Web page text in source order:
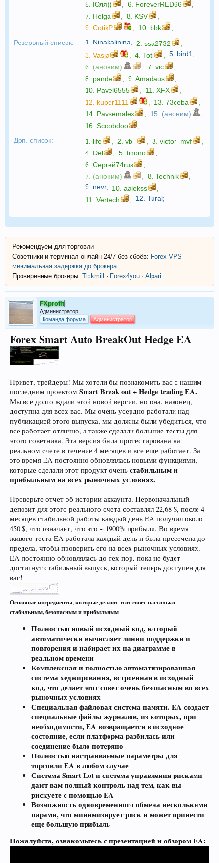
5. Юля)) 6. ForeverRED66
7. Helga 8. KSV
9. CotikP 10. bbk
;
Резервный список:
1. Ninakalinina 2. ssa2732
3. Vasja 4. Toti 5. bird1
6. (аноним)
7. vic
8. pande 9. Amadaus
10. Pavel6555 11. XFX
12. kuper1111 13. 73ceba
14. Pavsemalex 15. (аноним)
16. Scoobdoo
;
Доп. список:
1. life 2. vb_ 3. victor_mvf
4. Del 5. tihono
6. Сергей74rus
7. (аноним)
8. Technik
9. nevr, 10. aalekss
11. Vertech 12. Tural;
Рекомендуем для торговли
Советники и терминал онлайн 24/7 без сбоёв: Forex VPS —
минимальная задержка до брокера
Проверенные брокеры: Tickmill · Forex4you · Alpari
FXprofit
Администратор
Команда форума
Администратор
Forex Smart Auto BreakOut Hedge EA
Привет, трейдеры! Мы хотели бы познакомить вас с нашим
последним проектом Smart Break out + Hedge trading EA.
Мы все долго ждали этой новой версии, но она, наконец,
доступна для всех вас. Мы очень усердно работали над
публикацией этого выпуска, мы должны были убедиться, что
все работает отлично, а также сделали большие тесты для
этого советника. Эта версия была протестирована на
реальном счете в течение 4 месяцев и все еще работает. За
это время EA постоянно обновлялась новыми функциями,
которые сделали этот продукт очень стабильным и
прибыльным на всех рыночных условиях.
Проверьте отчет об истории аккаунта. Первоначальный
депозит для этого реального счета составлял 22,68 $, после 4
месяцев стабильной работы каждый день EA получил около
450 $, что означает, что это ~ 1900% прибыли. Во время
живого теста EA работала каждый день и была пресечена до
предела, чтобы проверить его на всех рыночных условиях.
EA постоянно обновлялась до тех пор, пока не будет
достигнут стабильный выпуск, который теперь доступен для
вас!
Основные ингредиенты, которые делают этот совет настолько
стабильным, безопасным и прибыльным
Полностью новый исходный код, который
автоматически вычисляет линии поддержки и
повторения и набирает их на диаграмме в
реальном времени
Комплексная и полностью автоматизированная
система хеджирования, встроенная в исходный
код, что делает этот совет очень безопасным во всех
рыночных условиях
Специальная файловая система памяти. EA создает
специальные файлы журналов, из которых, при
необходимости, EA возвращается в исходное
состояние, если платформа разбилась или
соединение было потеряно
Полностью настраиваемые параметры для
торговли EA в любом случае
Система Smart Lot и система управления рисками
дают вам полный контроль над тем, как вы
рискуете с помощью EA
Возможность одновременного обмена несколькими
парами, что минимизирует риск и может принести
еще большую прибыль
Пожалуйста, ознакомьтесь с презентацией и обзором EA: